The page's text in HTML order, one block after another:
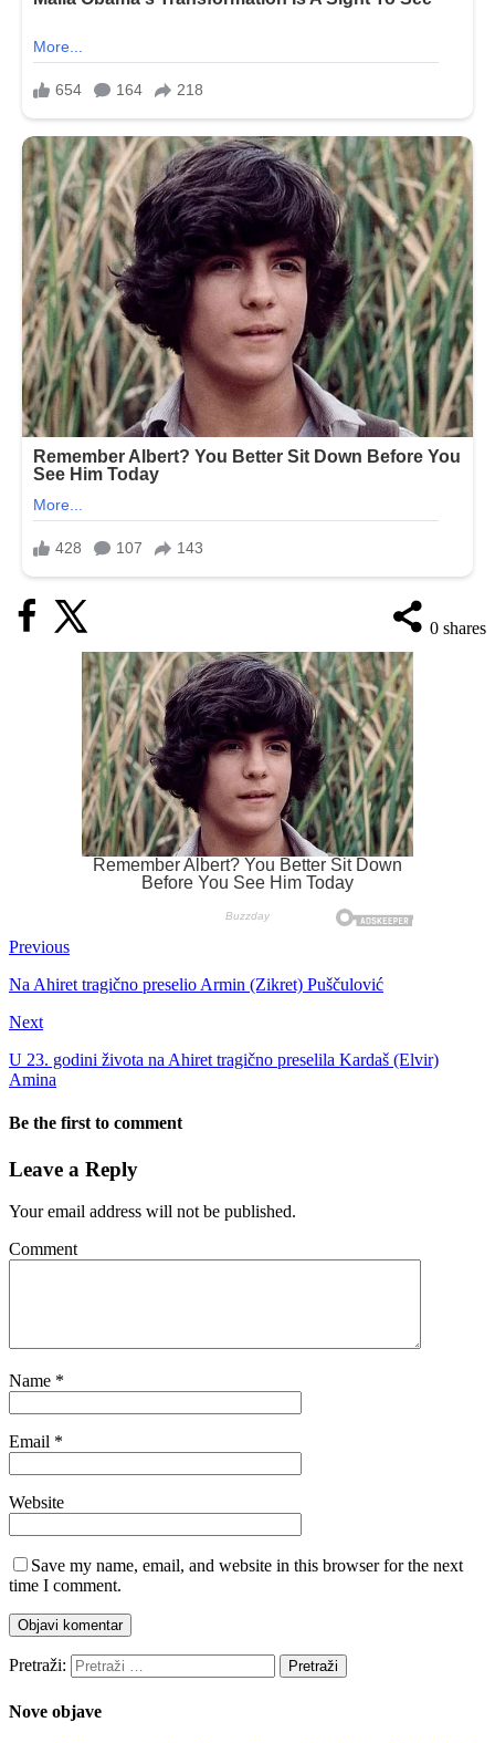
0 shares
Previous
Na Ahiret tragično preselio Armin (Zikret) Puščulović
Next
U 23. godini života na Ahiret tragično preselila Kardaš (Elvir)
Amina
Be the first to comment
Leave a Reply
Your email address will not be published.
Comment
Name *
Email *
Website
Save my name, email, and website in this browser for the next
time I comment.
Pretraži:
Nove objave